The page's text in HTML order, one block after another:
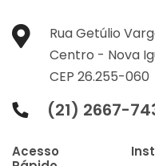
Rua Getúlio
Centro - Nova
CEP 26.255-060
(21) 2667-
Acesso